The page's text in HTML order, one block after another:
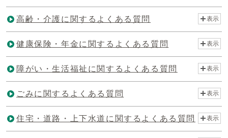
高齢・介護に関するよくある質問 表示
健康保険・年金に関するよくある質問 表示
障がい・生活福祉に関するよくある質問 表示
ごみに関するよくある質問 表示
住宅・道路・上下水道に関するよくある質問 表示